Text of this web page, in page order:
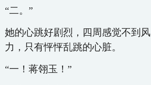
“二。”
她的心跳好剧烈，四周感觉不到
力，只有怦怦乱跳的心脏。
“一！蒋翎玉！”